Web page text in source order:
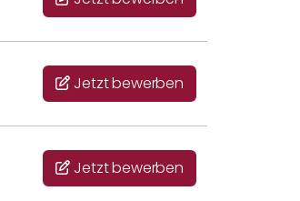
Jetzt bewerben
Jetzt bewerben